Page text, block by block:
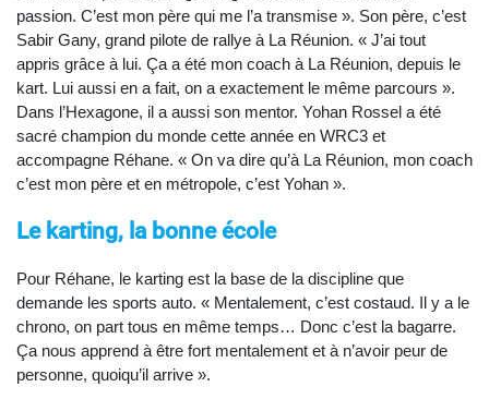
passion. C’est mon père qui me l’a transmise ». Son père, c’est
Sabir Gany, grand pilote de rallye à La Réunion. « J’ai tout
appris grâce à lui. Ça a été mon coach à La Réunion, depuis le
kart. Lui aussi en a fait, on a exactement le même parcours ».
Dans l’Hexagone, il a aussi son mentor. Yohan Rossel a été
sacré champion du monde cette année en WRC3 et
accompagne Réhane. « On va dire qu’à La Réunion, mon coach
c’est mon père et en métropole, c’est Yohan ».
Le karting, la bonne école
Pour Réhane, le karting est la base de la discipline que
demande les sports auto. « Mentalement, c’est costaud. Il y a le
chrono, on part tous en même temps… Donc c’est la bagarre.
Ça nous apprend à être fort mentalement et à n’avoir peur de
personne, quoiqu’il arrive ».